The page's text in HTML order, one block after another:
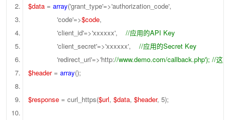
$data =array('grant_type'=>'authorization_code',
'code'=>$code,
'client_id'=>'xxxxxx',//应用的API Key
'client_secret'=>'xxxxxx',//应用的Secret Key
'redirect_uri'=>'http://www.demo.com/callback.php'); //这
$header=array();
$response = curl_https($url,$data,$header, 5);